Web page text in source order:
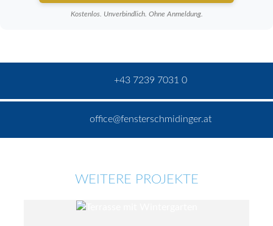
Kostenlos. Unverbindlich. Ohne Anmeldung.
+43 7239 7031 0
office@fensterschmidinger.at
WEITERE PROJEKTE